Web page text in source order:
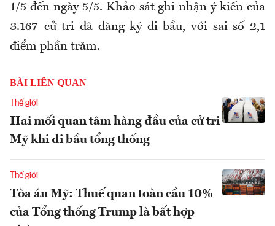
1/5 đến ngày 5/5. Khảo sát ghi nhận ý kiến của
3.167 cử tri đã đăng ký đi bầu, với sai số 2,1
điểm phần trăm.
BÀI LIÊN QUAN
Thế giới
Hai mối quan tâm hàng đầu của cử tri
Mỹ khi đi bầu tổng thống
Thế giới
Tòa án Mỹ: Thuế quan toàn cầu 10%
của Tổng thống Trump là bất hợp